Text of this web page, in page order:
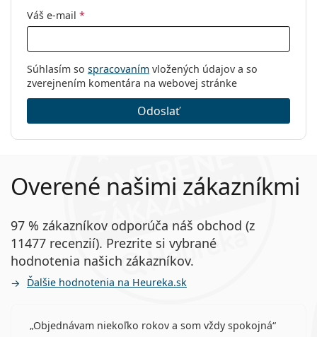
Váš e-mail *
Súhlasím so spracovaním vložených údajov a so
zverejnením komentára na webovej stránke
Odoslať
Overené našimi zákazníkmi
97 % zákazníkov odporúča náš obchod (z
11477 recenzií). Prezrite si vybrané
hodnotenia našich zákazníkov.
Ďalšie hodnotenia na Heureka.sk
Objednávam niekoľko rokov a som vždy spokojná